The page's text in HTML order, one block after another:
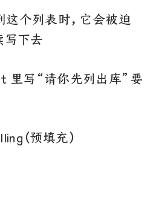
这个列表时，它会被迫
下去
里写“请你先列出库”要
（预填充）